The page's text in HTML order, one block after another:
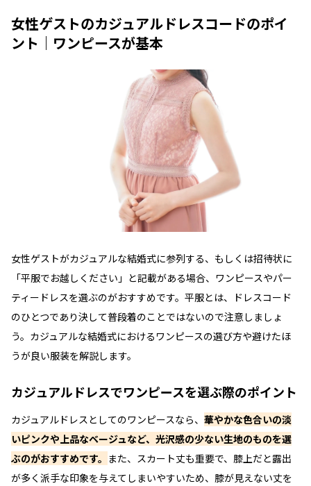
女性ゲストのカジュアルドレスコードのポイ
ント｜ワンピースが基本
女性ゲストがカジュアルな結婚式に参列する、もしくは招待状に
「平服でお越しください」と記載がある場合、ワンピースやパー
ティードレスを選ぶのがおすすめです。平服とは、ドレスコード
のひとつであり決して普段着のことではないので注意しましょ
う。カジュアルな結婚式におけるワンピースの選び方や避けたほ
うが良い服装を解説します。
カジュアルドレスでワンピースを選ぶ際のポイント
カジュアルドレスとしてのワンピースなら、 華やかな色合いの淡
いピンクや上品なベージュなど、光沢感の少ない生地のものを選
ぶのがおすすめです。 また、スカート丈も重要で、膝上だと露出
が多く派手な印象を与えてしまいやすいため、膝が見えない丈を